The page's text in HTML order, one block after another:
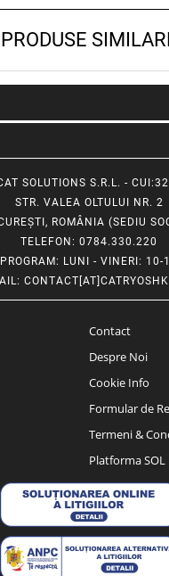
PRODUSE
SOLUTIONS S.R.L. -
STR. VALEA OLTULUI NR. 2
ROMÂNIA (SEDIU
TELEFON : 0784.330.220
PROGRAM: LUNI - VINERI: 10-
:
Contact
Despre Noi
Cookie Info
Formular de
Termeni &
Platforma SOL